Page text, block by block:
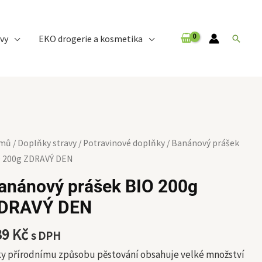
EKO drogerie a kosmetika Hledat
/ Doplňky stravy/ Potravinové doplňky/ Banánový prášek
200g ZDRAVÝ DEN
prášek BIO 200g
DEN
Kčs DPH
přírodnímu způsobu pěstování obsahuje velké množství